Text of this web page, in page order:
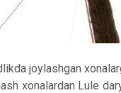
joylashgan
xonalardan Lule